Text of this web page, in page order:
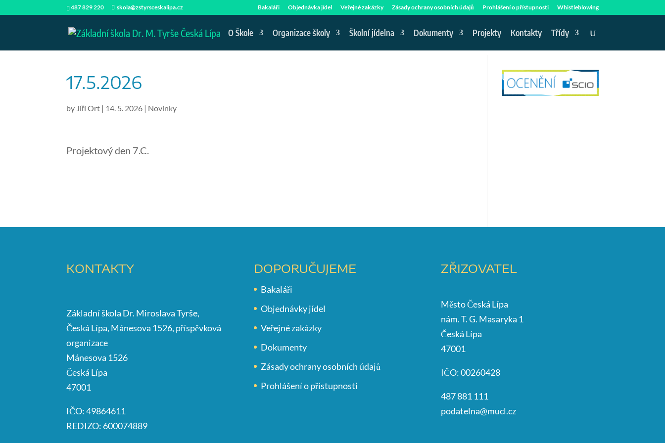
487 829 220 skola@zstyrsceskalipa.cz Bakaláři Objednávka jídel Veřejné zakázky Zásady ochrany osobních údajů Prohlášení o přístupnosti Whistleblowing
O Škole Organizace školy Školní jídelna Dokumenty Projekty Kontakty Třídy
17.5.2026
by Jiří Ort | 14. 5. 2026 | Novinky
Projektový den 7.C.
KONTAKTY
Základní škola Dr. Miroslava Tyrše,
Česká Lípa, Mánesova 1526, příspěvková
organizace
Mánesova 1526
Česká Lípa
47001
IČO: 49864611
REDIZO: 600074889
DOPORUČUJEME
Bakaláři
Objednávky jídel
Veřejné zakázky
Dokumenty
Zásady ochrany osobních údajů
Prohlášení o přístupnosti
ZŘIZOVATEL
Město Česká Lípa
nám. T. G. Masaryka 1
Česká Lípa
47001
IČO: 00260428
487 881 111
podatelna@mucl.cz